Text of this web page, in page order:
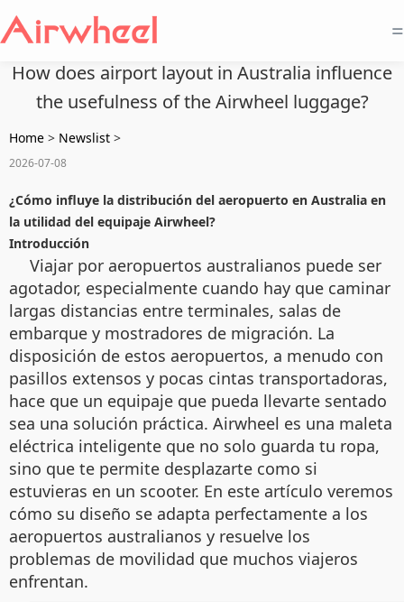
=
How does airport layout in Australia influence
the usefulness of the Airwheel luggage?
Home > Newslist >
2026-07-08
¿Cómo influye la distribución del aeropuerto en Australia en
la utilidad del equipaje Airwheel?
Introducción
Viajar por aeropuertos australianos puede ser
agotador, especialmente cuando hay que caminar
largas distancias entre terminales, salas de
embarque y mostradores de migración. La
disposición de estos aeropuertos, a menudo con
pasillos extensos y pocas cintas transportadoras,
hace que un equipaje que pueda llevarte sentado
sea una solución práctica. Airwheel es una maleta
eléctrica inteligente que no solo guarda tu ropa,
sino que te permite desplazarte como si
estuvieras en un scooter. En este artículo veremos
cómo su diseño se adapta perfectamente a los
aeropuertos australianos y resuelve los
problemas de movilidad que muchos viajeros
enfrentan.